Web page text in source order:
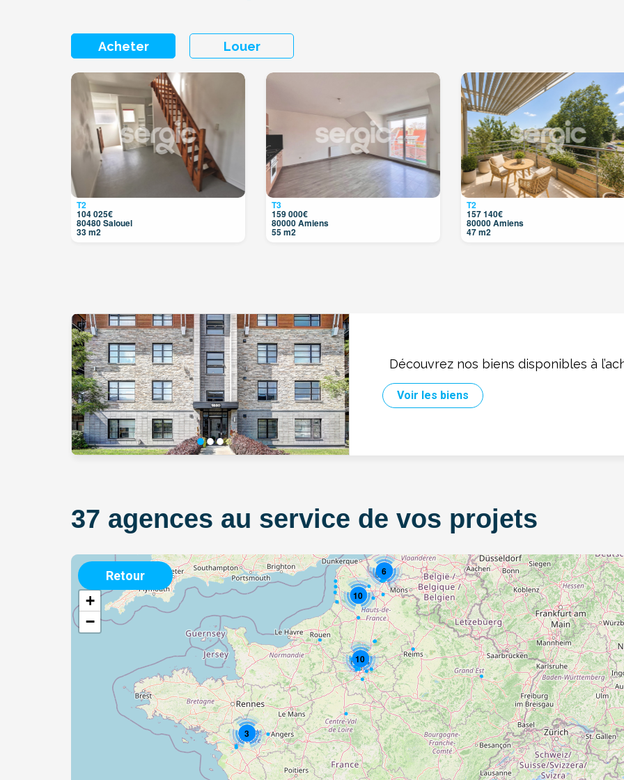
Acheter Louer
T2
104 025€
80480 Salouel
33 m2
T3
159 000€
80000 Amiens
55 m2
T2
157 140€
80000 Amiens
47 m2
Découvrez nos biens disponibles à
Voir les biens
37 agences au service de vos projets
10
3
10
6
+
−
Retour